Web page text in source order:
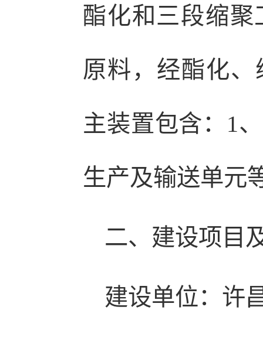
酯化和三段缩聚
原料，经酯化、
主装置包含：1
生产及输送单元
二、建设项目
建设单位：许